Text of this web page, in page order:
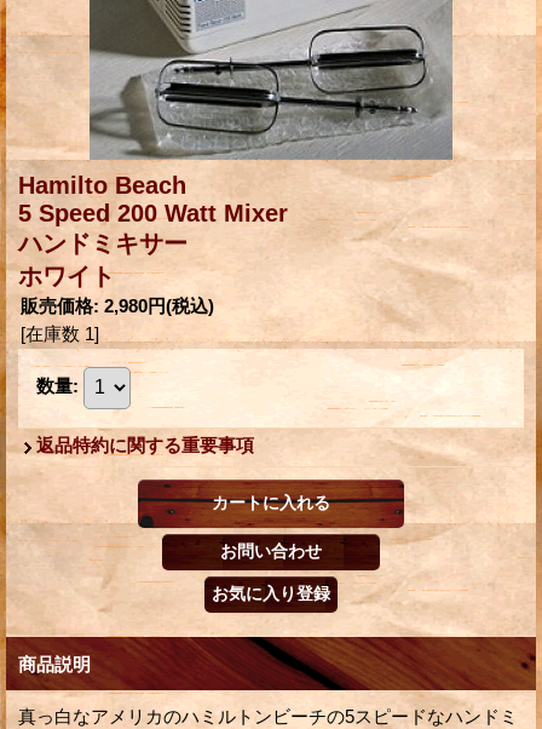
Hamilto Beach
5 Speed 200 Watt Mixer
ハンドミキサー
ホワイト
販売価格: 2,980円(税込)
[在庫数 1]
数量:
返品特約に関する重要事項
商品説明
真っ白なアメリカのハミルトンビーチの5スピードなハンドミ